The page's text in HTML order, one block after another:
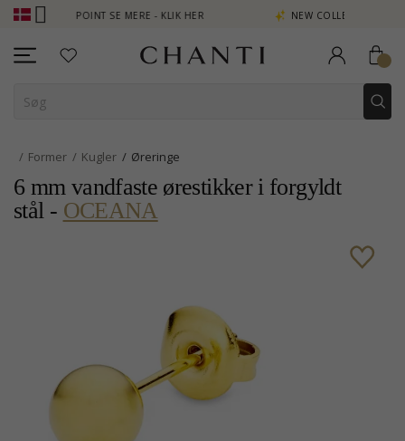
POINT SE MERE - KLIK HER NEW COLLECTION | AURA
Former Kugler Øreringe
6 mm vandfaste ørestikker i forgyldt
stål - OCEANA